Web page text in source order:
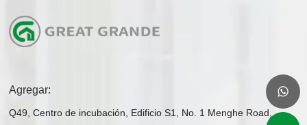
Agregar:
Q49, Centro de incubación, Edificio S1, No. 1 Menghe Road,